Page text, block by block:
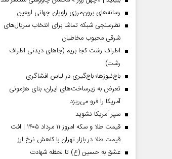
رسانه‌های برون‌مرزی راویان جهانی اربعین
نظرسنجی شبکه تماشا برای انتخاب سریال‌های
شرقی محبوب مخاطبان
اطراف رشت کجا بریم (جاهای دیدنی اطراف
رشت)
باج‌نیوزها؛ باج‌گیری در لباس افشاگری
تعرض به زیرساخت‌های ایران، بنای هژمونی
آمریکا را فرو می‌ریزد
سپر آمریکا نشوید
قیمت طلا و سکه امروز ۱۱ مرداد ۱۴۰۵ | افت
قیمت طلا در بازار تهران با کاهش نرخ ارز
عشق به حسین (ع) تا لحظه شهادت
صفحات نخست‌روزنامه‌ها‌ی‌چهارشنبه‌۷‌مردادماه